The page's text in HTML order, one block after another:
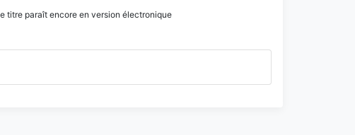
titre paraît encore en version électronique